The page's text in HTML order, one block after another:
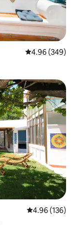
Calificación
4.96 (349)
Calificación
4.96 (136)